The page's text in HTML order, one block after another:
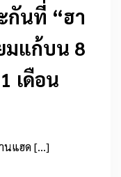
กันที่ “ฮา
มแก้บน 8
เดือน
นแฮด […]